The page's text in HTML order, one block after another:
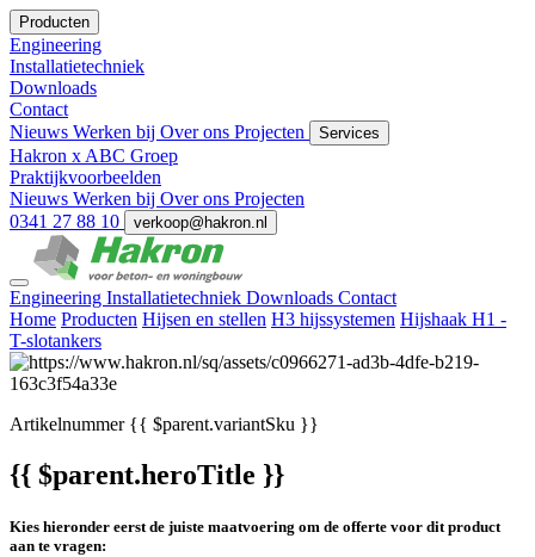
Producten
Engineering
Installatietechniek
Downloads
Contact
Nieuws Werken bij Over ons Projecten Services
Hakron x ABC Groep
Praktijkvoorbeelden
Nieuws Werken bij Over ons Projecten
0341 27 88 10
verkoop@hakron.nl
Engineering Installatietechniek Downloads Contact
Home Producten Hijsen en stellen H3 hijssystemen Hijshaak H1 -
T-slotankers
Artikelnummer{{ $parent.variantSku }}
{{ $parent.heroTitle }}
Kies hieronder eerst de juiste maatvoering om de offerte voor dit product
aan te vragen: